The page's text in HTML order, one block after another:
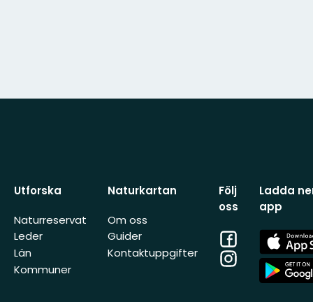
Utforska
Naturreservat
Leder
Län
Kommuner
Naturkartan
Om oss
Guider
Kontaktuppgifter
Följ
oss
Facebook
Instagram
Ladda
app
App
Store
App
Store